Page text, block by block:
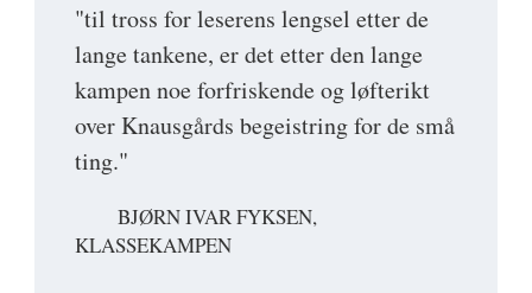
"til tross for leserens lengsel etter de
lange tankene, er det etter den lange
kampen noe forfriskende og løfterikt
over Knausgårds begeistring for de små
ting."
BJØRN IVAR FYKSEN,
KLASSEKAMPEN